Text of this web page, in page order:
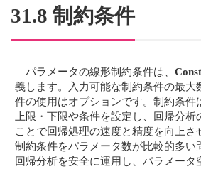
31.8 制約条件
パラメータの線形制約条件は、
義します。入力可能な制約条件の最大
件の使用はオプションです。制約条件
上限・下限や条件を設定し、回帰分
ことで回帰処理の速度と精度を向上さ
制約条件をパラメータ数が比較的多い
回帰分析を安全に運用し、パラメータ